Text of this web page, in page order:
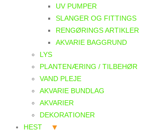
UV PUMPER
SLANGER OG FITTINGS
RENGØRINGS ARTIKLER
AKVARIE BAGGRUND
LYS
PLANTENÆRING / TILBEHØR
VAND PLEJE
AKVARIE BUNDLAG
AKVARIER
DEKORATIONER
HEST